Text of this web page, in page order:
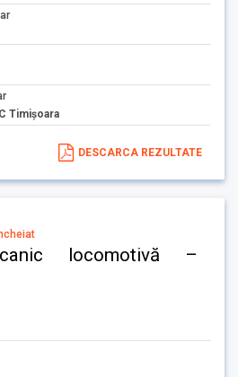
Timişoara
DESCARCA REZULTATE
locomotivă –